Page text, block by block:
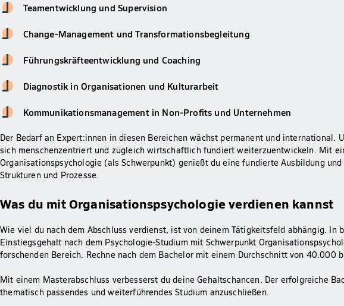
Teamentwicklung und Supervision
Change-Management und Transformationsbegleitung
Führungskräfteentwicklung und Coaching
Diagnostik in Organisationen und Kulturarbeit
Kommunikationsmanagement in Non-Profits und Unternehmen
Der Bedarf an Expert:innen in diesen Bereichen wächst permanent und international.
sich menschenzentriert und zugleich wirtschaftlich fundiert weiterzuentwickeln. Mit
Organisationspsychologie (als Schwerpunkt) genießt du eine fundierte Ausbildung
Strukturen und Prozesse.
Was du mit Organisationspsychologie verdienen kannst
Wie viel du nach dem Abschluss verdienst, ist von deinem Tätigkeitsfeld abhängig. In
Einstiegsgehalt nach dem Psychologie-Studium mit Schwerpunkt
forschenden Bereich. Rechne nach dem Bachelor mit einem Durchschnitt von 40.000
Mit einem Masterabschluss verbesserst du deine Gehaltschancen. Der erfolgreiche
thematisch passendes und weiterführendes Studium anzuschließen.